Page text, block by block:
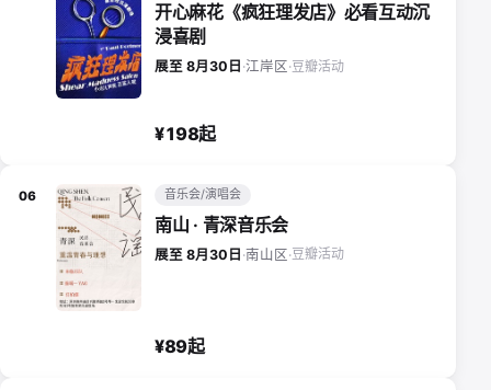
开心麻花《疯狂理发店》必看互动沉
浸喜剧
展至 8月30日 ·江岸区·豆瓣活动
¥198起
06 音乐会/演唱会
南山 · 青深音乐会
展至 8月30日 ·南山区·豆瓣活动
¥89起